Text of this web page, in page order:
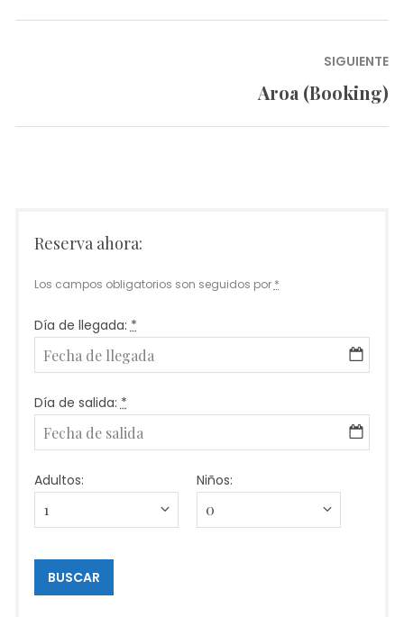
SIGUIENTE
Aroa (Booking)
Reserva ahora:
Los campos obligatorios son seguidos por *
Día de llegada:*
Día de salida:*
Adultos: Niños: